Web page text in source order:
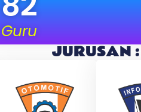
Guru
JURUSAN :